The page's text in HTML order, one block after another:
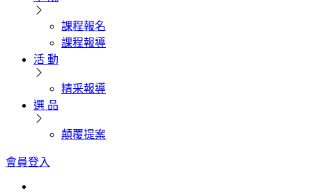
課程報名
課程報導
活 動
精采報導
選 品
顛覆提案
會員登入